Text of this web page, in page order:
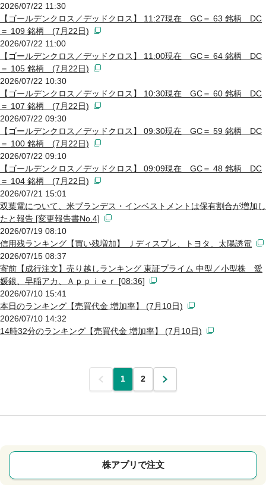
2026/07/22 11:30
【ゴールデンクロス／デッドクロス】 11:27現在 GC＝ 63 銘柄 DC
＝ 109 銘柄 (7月22日)
2026/07/22 11:00
【ゴールデンクロス／デッドクロス】 11:00現在 GC＝ 64 銘柄 DC
＝ 105 銘柄 (7月22日)
2026/07/22 10:30
【ゴールデンクロス／デッドクロス】 10:30現在 GC＝ 60 銘柄 DC
＝ 107 銘柄 (7月22日)
2026/07/22 09:30
【ゴールデンクロス／デッドクロス】 09:30現在 GC＝ 59 銘柄 DC
＝ 100 銘柄 (7月22日)
2026/07/22 09:10
【ゴールデンクロス／デッドクロス】 09:09現在 GC＝ 48 銘柄 DC
＝ 104 銘柄 (7月22日)
2026/07/21 15:01
双葉電について、米ブランデス・インベストメントは保有割合が増加し
たと報告 [変更報告書No.4]
2026/07/19 08:10
信用残ランキング【買い残増加】 Ｊディスプレ、トヨタ、太陽誘電
2026/07/15 08:37
寄前【成行注文】売り越しランキング 東証プライム 中型／小型株 愛
媛銀、早稲アカ、Ａｐｐｉｅｒ [08:36]
2026/07/10 15:41
本日のランキング【売買代金 増加率】 (7月10日)
2026/07/10 14:32
14時32分のランキング【売買代金 増加率】 (7月10日)
前 1 2 次
株アプリで注文